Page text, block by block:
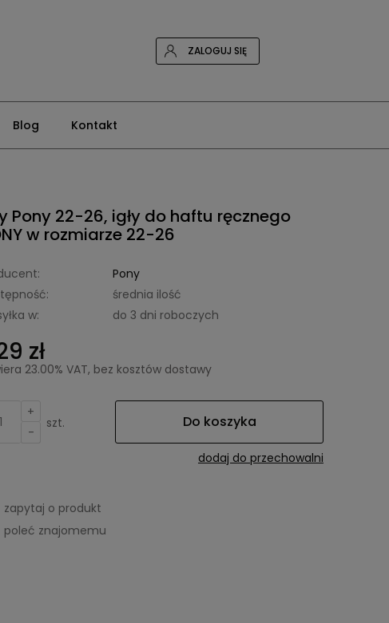
ZALOGUJ SIĘ
Blog Kontakt
Pony 22-26, igły do haftu ręcznego
w rozmiarze 22-26
Pony
średnia ilość
w:
do 3 dni roboczych
zł
23.00% VAT, bez kosztów dostawy
+
-
szt. Do koszyka
dodaj do przechowalni
zapytaj o produkt
poleć znajomemu